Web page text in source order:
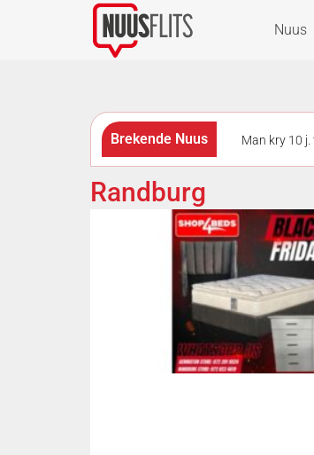
Nuus
Brekende Nuus Man kry 10
borste ‘n
Randburg